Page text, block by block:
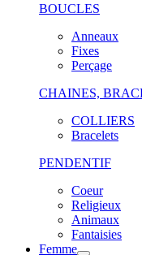
BOUCLES
Anneaux
Fixes
Perçage
CHAINES,
COLLIERS
Bracelets
PENDENTIF
Coeur
Religieux
Animaux
Fantaisies
Femme